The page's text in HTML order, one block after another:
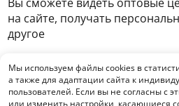
на сайте, получать
другое
Мы используем файлы cookies в
а также для адаптации сайта к
пользователей. Если вы не согласны с